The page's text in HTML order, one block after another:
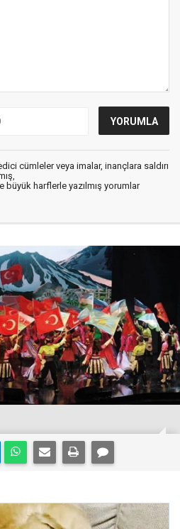
cümleler veya imalar, inançlara saldırı
büyük harflerle yazılmış yorumlar